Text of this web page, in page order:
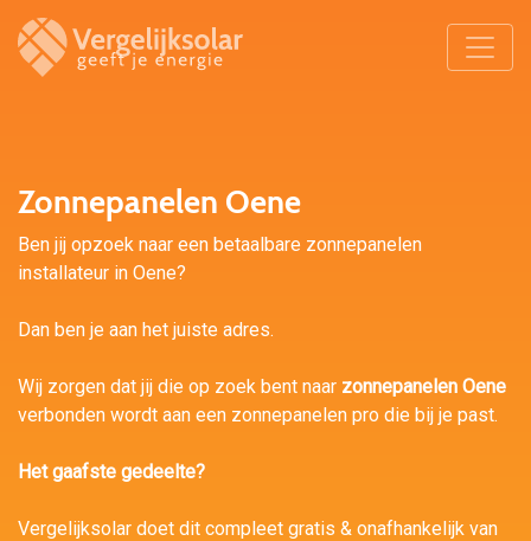
Zonnepanelen Oene
Ben jij opzoek naar een betaalbare zonnepanelen
installateur in Oene?
Dan ben je aan het juiste adres.
Wij zorgen dat jij die op zoek bent naar zonnepanelen Oene
verbonden wordt aan een zonnepanelen pro die bij je past.
Het gaafste gedeelte?
Vergelijksolar doet dit compleet gratis & onafhankelijk van